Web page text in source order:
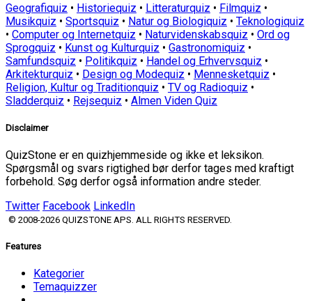
Geografiquiz • Historiequiz • Litteraturquiz • Filmquiz •
Musikquiz • Sportsquiz • Natur og Biologiquiz • Teknologiquiz
• Computer og Internetquiz • Naturvidenskabsquiz • Ord og
Sprogquiz • Kunst og Kulturquiz • Gastronomiquiz •
Samfundsquiz • Politikquiz • Handel og Erhvervsquiz •
Arkitekturquiz • Design og Modequiz • Mennesketquiz •
Religion, Kultur og Traditionquiz • TV og Radioquiz •
Sladderquiz • Rejsequiz • Almen Viden Quiz
Disclaimer
QuizStone er en quizhjemmeside og ikke et leksikon.
Spørgsmål og svars rigtighed bør derfor tages med kraftigt
forbehold. Søg derfor også information andre steder.
Twitter Facebook LinkedIn
© 2008-2026 QUIZSTONE APS. ALL RIGHTS RESERVED.
Features
Kategorier
Temaquizzer